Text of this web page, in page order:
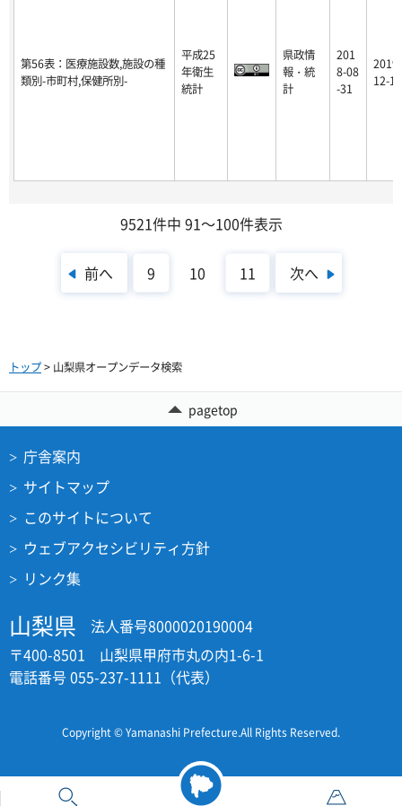
第56表：医療施設数,施設の種
類別-市町村,保健所別-
平成25
年衛生
統計
県政情
報・統
計
201
8-08
-31
2019-
12-17
9521件中 91～100件表示
前へ 9 10 11 次へ
トップ> 山梨県オープンデータ検索
pagetop
庁舎案内
サイトマップ
このサイトについて
ウェブアクセシビリティ方針
リンク集
山梨県
法人番号8000020190004
〒400-8501 山梨県甲府市丸の内1-6-1
電話番号 055-237-1111（代表）
Copyright © Yamanashi Prefecture.All Rights Reserved.